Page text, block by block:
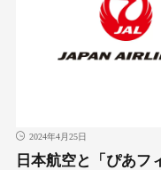
2024年4月25日
日本航空と「ぴあフ